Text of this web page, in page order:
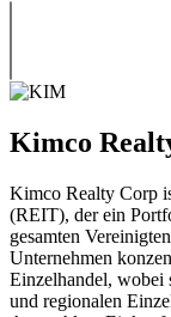
Kimco
Kimco Realty Corp
(REIT), der ein
gesamten
Unternehmen
Einzelhandel, wobei
und regionalen